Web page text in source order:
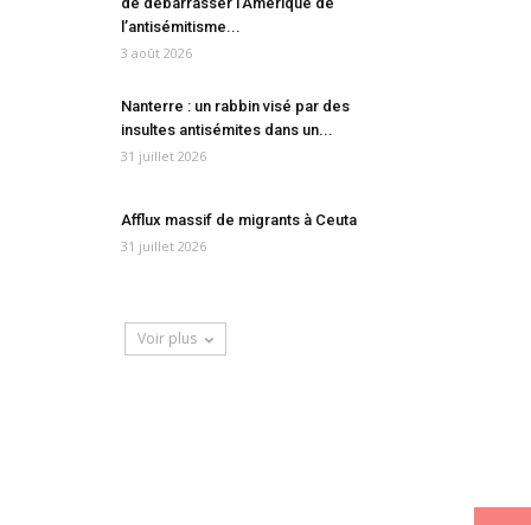
l’antisémitisme...
3 août 2026
Nanterre : un rabbin visé par des
insultes antisémites dans un...
31 juillet 2026
Afflux massif de migrants à Ceuta
31 juillet 2026
Voir plus